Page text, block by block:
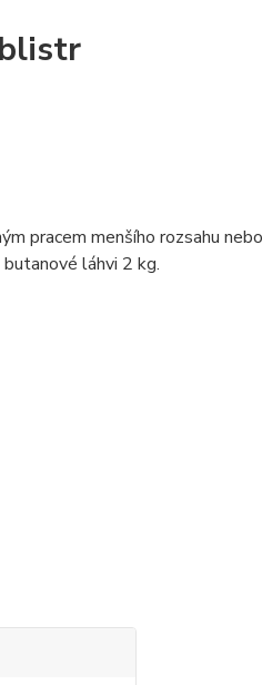
pracem menšího rozsahu
láhvi 2 kg.